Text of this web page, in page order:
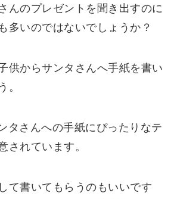
んのプレゼントを聞き出すのに
多いのではないでしょうか？
供からサンタさんへ手紙を書い
。
タさんへの手紙にぴったりなテ
されています。
て書いてもらうのもいいです